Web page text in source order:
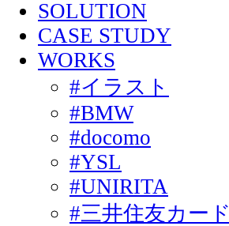
SOLUTION
CASE STUDY
WORKS
#イラスト
#BMW
#docomo
#YSL
#UNIRITA
#三井住友カード